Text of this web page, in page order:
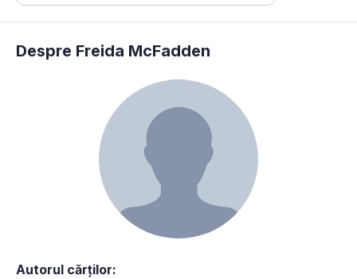
Despre Freida McFadden
Autorul cărților: